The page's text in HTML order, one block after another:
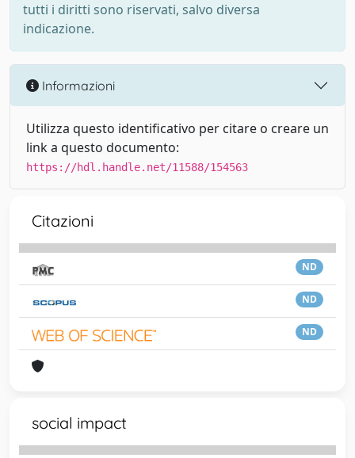
tutti i diritti sono riservati, salvo diversa
indicazione.
Informazioni
Utilizza questo identificativo per citare o creare un
link a questo documento:
https://hdl.handle.net/11588/154563
Citazioni
ND
ND
ND
social impact